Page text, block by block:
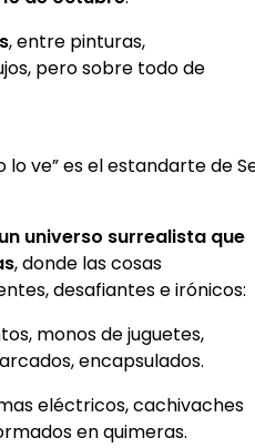
, entre pinturas,
pero sobre todo de
lo ve” es el estandarte
universo surrealista que
, donde las cosas
desafiantes e irónicos:
monos de juguetes,
encapsulados.
eléctricos, cachivaches
en quimeras.